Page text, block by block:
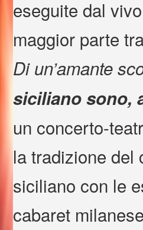
eseguite dal
maggior parte
Di un’amante
siciliano sono,
un concerto-
la tradizione del
siciliano con le
cabaret